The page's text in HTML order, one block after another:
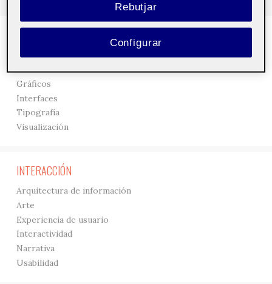
3D
Creación
Gráficos
Interfaces
Tipografía
Visualización
INTERACCIÓN
Arquitectura de información
Arte
Experiencia de usuario
Interactividad
Narrativa
Usabilidad
Rebutjar
Configurar